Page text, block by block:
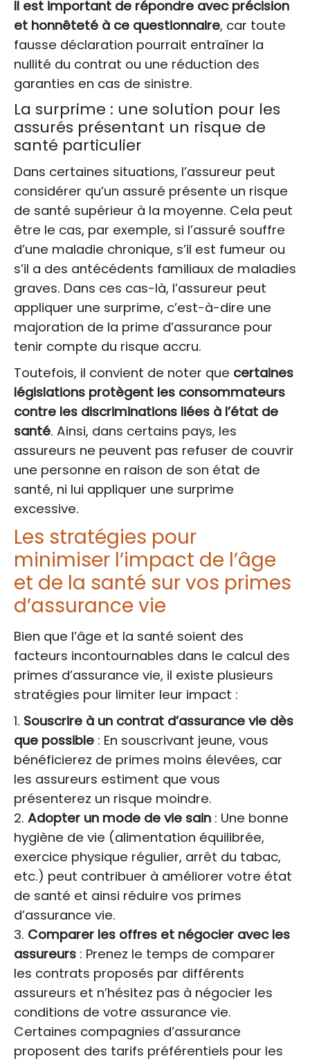
Il est important de répondre avec précision
et honnêteté à ce questionnaire, car toute
fausse déclaration pourrait entraîner la
nullité du contrat ou une réduction des
garanties en cas de sinistre.
La surprime : une solution pour les
assurés présentant un risque de
santé particulier
Dans certaines situations, l’assureur peut
considérer qu’un assuré présente un risque
de santé supérieur à la moyenne. Cela peut
être le cas, par exemple, si l’assuré souffre
d’une maladie chronique, s’il est fumeur ou
s’il a des antécédents familiaux de maladies
graves. Dans ces cas-là, l’assureur peut
appliquer une surprime, c’est-à-dire une
majoration de la prime d’assurance pour
tenir compte du risque accru.
Toutefois, il convient de noter que certaines
législations protègent les consommateurs
contre les discriminations liées à l’état de
santé. Ainsi, dans certains pays, les
assureurs ne peuvent pas refuser de couvrir
une personne en raison de son état de
santé, ni lui appliquer une surprime
excessive.
Les stratégies pour
minimiser l’impact de l’âge
et de la santé sur vos primes
d’assurance vie
Bien que l’âge et la santé soient des
facteurs incontournables dans le calcul des
primes d’assurance vie, il existe plusieurs
stratégies pour limiter leur impact :
Souscrire à un contrat d’assurance vie dès
que possible : En souscrivant jeune, vous
bénéficierez de primes moins élevées, car
les assureurs estiment que vous
présenterez un risque moindre.
Adopter un mode de vie sain : Une bonne
hygiène de vie (alimentation équilibrée,
exercice physique régulier, arrêt du tabac,
etc.) peut contribuer à améliorer votre état
de santé et ainsi réduire vos primes
d’assurance vie.
Comparer les offres et négocier avec les
assureurs : Prenez le temps de comparer
les contrats proposés par différents
assureurs et n’hésitez pas à négocier les
conditions de votre assurance vie.
Certaines compagnies d’assurance
proposent des tarifs préférentiels pour les